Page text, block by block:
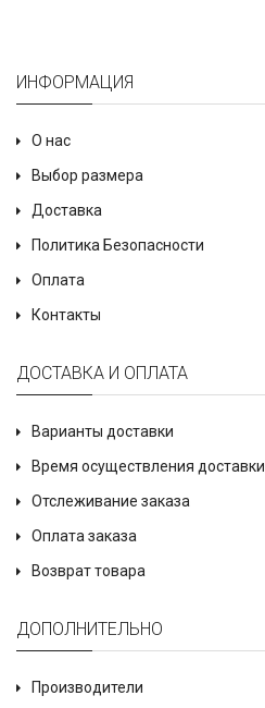
ИНФОРМАЦИЯ
О нас
Выбор размера
Доставка
Политика Безопасности
Оплата
Контакты
ДОСТАВКА И ОПЛАТА
Варианты доставки
Время осуществления доставки
Отслеживание заказа
Оплата заказа
Возврат товара
ДОПОЛНИТЕЛЬНО
Производители